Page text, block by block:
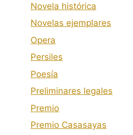
Novela histórica
Novelas ejemplares
Opera
Persiles
Poesía
Preliminares legales
Premio
Premio Casasayas